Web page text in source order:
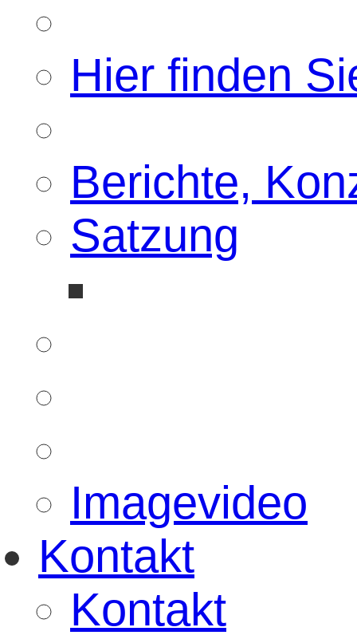
Hier finden
Berichte,
Satzung
Imagevideo
Kontakt
Kontakt